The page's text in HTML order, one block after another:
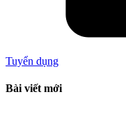
Tuyển dụng
Bài viết mới